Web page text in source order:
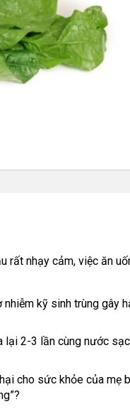
rất nhạy cảm, việc ăn
kỹ sinh trùng gây
lại 2-3 lần cùng nước
cho sức khỏe của mẹ